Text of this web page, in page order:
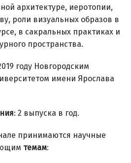
архитектуре, иеротопии,
роли визуальных образов в
в сакральных практиках и
пространства.
году Новгородским
имени Ярослава
: 2 выпуска в год.
принимаются научные
темам: